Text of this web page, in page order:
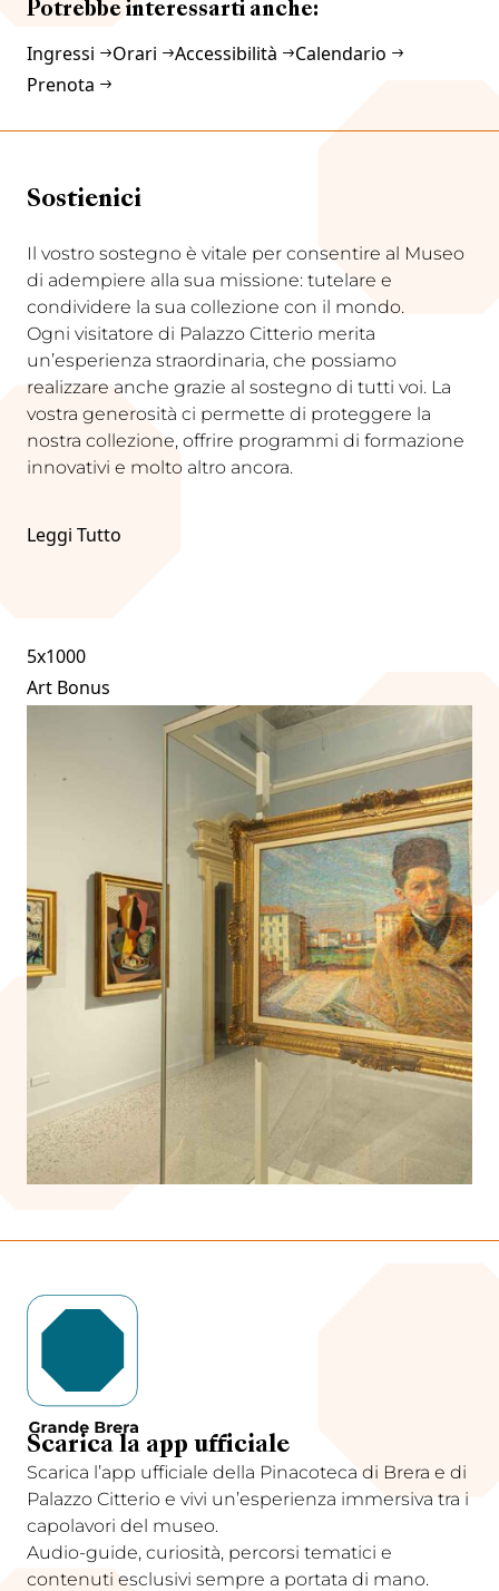
Potrebbe interessarti anche:
Ingressi Orari Accessibilità
Calendario
Prenota
Sostienici
Il vostro sostegno è vitale per consentire al Museo
di adempiere alla sua missione: tutelare e
condividere la sua collezione con il mondo.
Ogni visitatore di Palazzo Citterio merita
un’esperienza straordinaria, che possiamo
realizzare anche grazie al sostegno di tutti voi. La
vostra generosità ci permette di proteggere la
nostra collezione, offrire programmi di formazione
innovativi e molto altro ancora.
Leggi Tutto
5x1000
Art Bonus
Scarica la app ufficiale
Scarica l’app ufficiale della Pinacoteca di Brera e di
Palazzo Citterio e vivi un’esperienza immersiva tra i
capolavori del museo.
Audio-guide, curiosità, percorsi tematici e
contenuti esclusivi sempre a portata di mano.